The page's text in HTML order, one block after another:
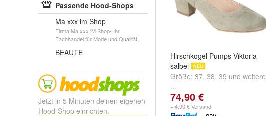
Passende Hood-Shops
Ma xxx im Shop
Firma Ma xxx iM Shop- Ihr
Fachhandel für Mode und Qualität
BEAUTE
Jetzt in 5 Minuten deinen eigenen
Hood-Shop einrichten.
Hirschkogel Pumps Viktoria
salbei
Größe: 37, 38, 39 und weitere
...
74,90 €
+ 4,90 € Versand